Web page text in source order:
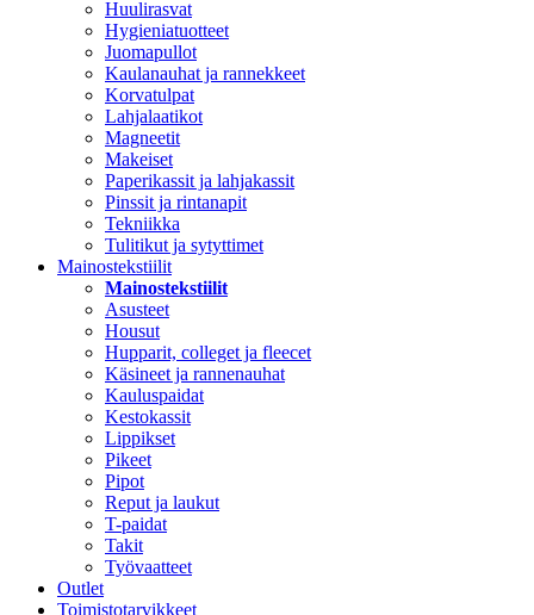
Huulirasvat
Hygieniatuotteet
Juomapullot
Kaulanauhat ja rannekkeet
Korvatulpat
Lahjalaatikot
Magneetit
Makeiset
Paperikassit ja lahjakassit
Pinssit ja rintanapit
Tekniikka
Tulitikut ja sytyttimet
Mainostekstiilit
Mainostekstiilit
Asusteet
Housut
Hupparit, colleget ja fleecet
Käsineet ja rannenauhat
Kauluspaidat
Kestokassit
Lippikset
Pikeet
Pipot
Reput ja laukut
T-paidat
Takit
Työvaatteet
Outlet
Toimistotarvikkeet